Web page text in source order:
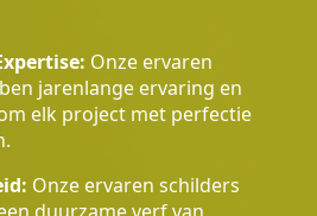
Onze ervaren
jarenlange ervaring en
elk project met perfectie
Onze ervaren schilders